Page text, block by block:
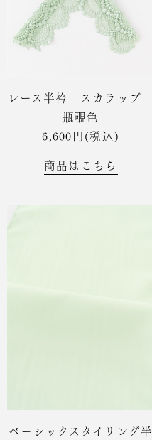
レース半衿 スカラップ
瓶覗色
6,600円(税込)
商品はこちら
ベーシックスタイリング半